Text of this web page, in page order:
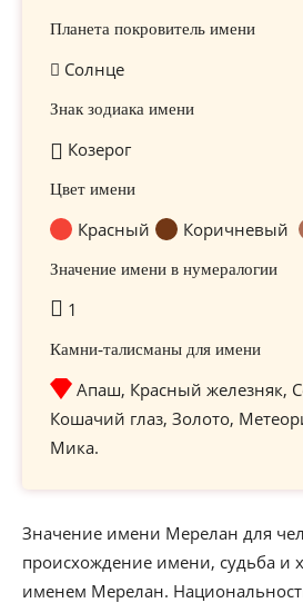
Планета покровитель имени
Солнце
Знак зодиака имени
Козерог
Цвет имени
Красный Коричневый
Значение имени в нумералогии
1
Камни-талисманы для имени
Апаш, Красный железняк,
Кошачий глаз, Золото,
Мика.
Значение имени Мерелан для
происхождение имени, судьба и
именем Мерелан.